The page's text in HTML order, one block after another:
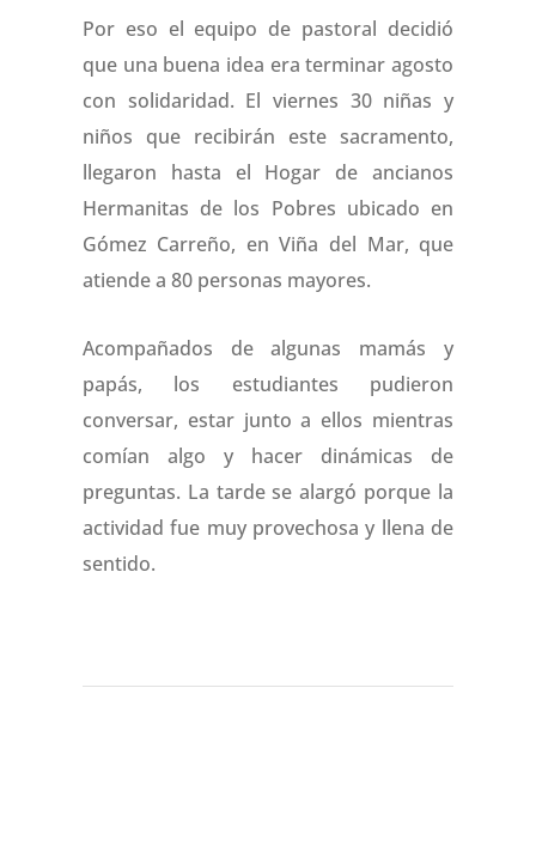
Por eso el equipo de pastoral decidió
que una buena idea era terminar agosto
con solidaridad. El viernes 30 niñas y
niños que recibirán este sacramento,
llegaron hasta el Hogar de ancianos
Hermanitas de los Pobres ubicado en
Gómez Carreño, en Viña del Mar, que
atiende a 80 personas mayores.
Acompañados de algunas mamás y
papás, los estudiantes pudieron
conversar, estar junto a ellos mientras
comían algo y hacer dinámicas de
preguntas. La tarde se alargó porque la
actividad fue muy provechosa y llena de
sentido.